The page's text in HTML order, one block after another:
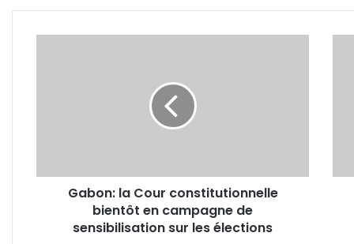
quinquennal 2026-2030
sensibilisation
élections
Gabon: la Cour constitutionnelle
bientôt en campagne de
sensibilisation sur les élections
10